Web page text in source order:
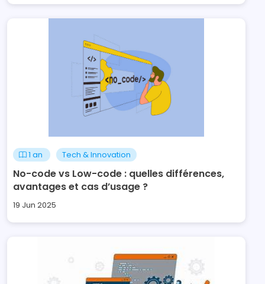
1 an Tech & Innovation
No-code vs Low-code : quelles différences,
avantages et cas d’usage ?
19 Jun 2025